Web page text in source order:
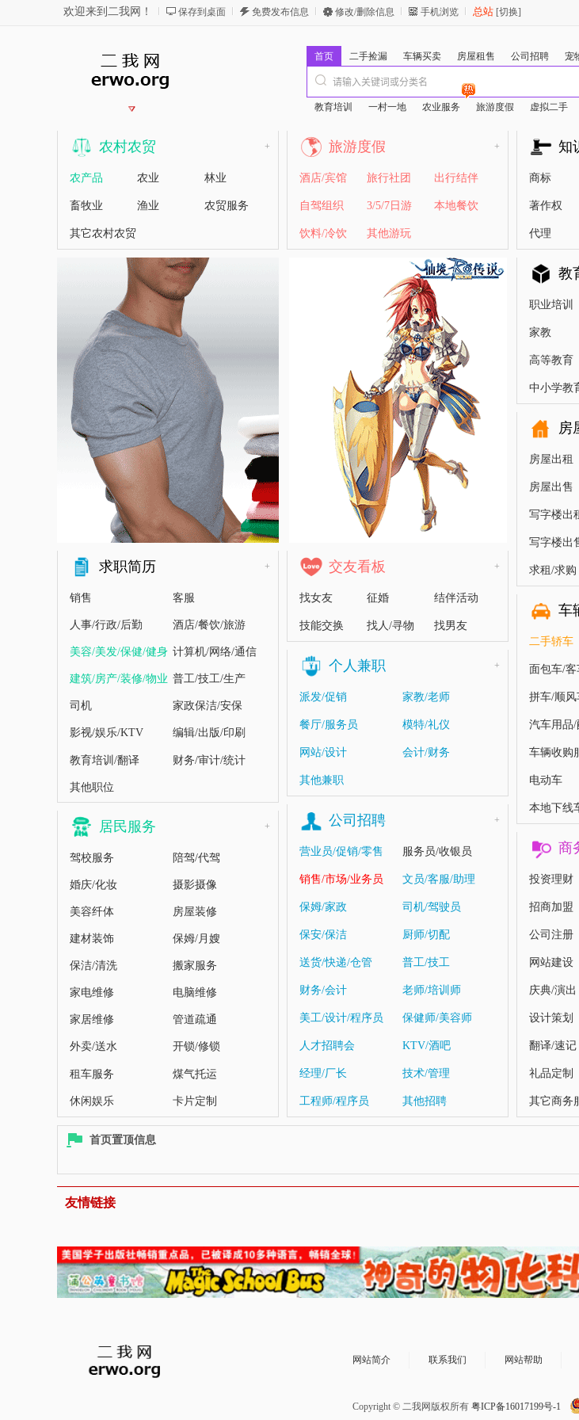
欢迎来到二我网！ 保存到桌面 免费发布信息 修改/删除信息 手机浏览 总站 [切换]
首页 二手捡漏 车辆买卖 房屋租售 公司招聘 宠
教育培训 一村一地 农业服务 旅游度假 虚拟二手
农村农贸 +
农产品 农业 林业
畜牧业 渔业 农贸服务
其它农村农贸
求职简历 +
销售 客服
人事/行政/后勤 酒店/餐饮/旅游
美容/美发/保健/健身 计算机/网络/通信
建筑/房产/装修/物业 普工/技工/生产
司机 家政保洁/安保
影视/娱乐/KTV 编辑/出版/印刷
教育培训/翻译 财务/审计/统计
其他职位
居民服务 +
驾校服务 陪驾/代驾
婚庆/化妆 摄影摄像
美容纤体 房屋装修
建材装饰 保姆/月嫂
保洁/清洗 搬家服务
家电维修 电脑维修
家居维修 管道疏通
外卖/送水 开锁/修锁
租车服务 煤气托运
休闲娱乐 卡片定制
其它生活服务
旅游度假 +
酒店/宾馆 旅行社团 出行结伴
自驾组织 3/5/7日游 本地餐饮
饮料/冷饮 其他游玩
交友看板 +
找女友 征婚 结伴活动
技能交换 找人/寻物 找男友
个人兼职 +
派发/促销 家教/老师
餐厅/服务员 模特/礼仪
网站/设计 会计/财务
其他兼职
公司招聘 +
营业员/促销/零售 服务员/收银员
销售/市场/业务员 文员/客服/助理
保姆/家政 司机/驾驶员
保安/保洁 厨师/切配
送货/快递/仓管 普工/技工
财务/会计 老师/培训师
美工/设计/程序员 保健师/美容师
人才招聘会 KTV/酒吧
经理/厂长 技术/管理
工程师/程序员 其他招聘
知
商标
著作权
代理
教
职业培训
家教
高等教育
中小学教
房
房屋出租
房屋出售
写字楼出
写字楼出
求租/求购
车
二手轿车
面包车/客
拼车/顺风
汽车用品/
车辆收购
电动车
本地下线
商
投资理财
招商加盟
公司注册
网站建设
庆典/演出
设计策划
翻译/速记
礼品定制
其它商务
首页置顶信息
友情链接
网站简介 联系我们 网站帮助
Copyright © 二我网版权所有 粤ICP备16017199号-1